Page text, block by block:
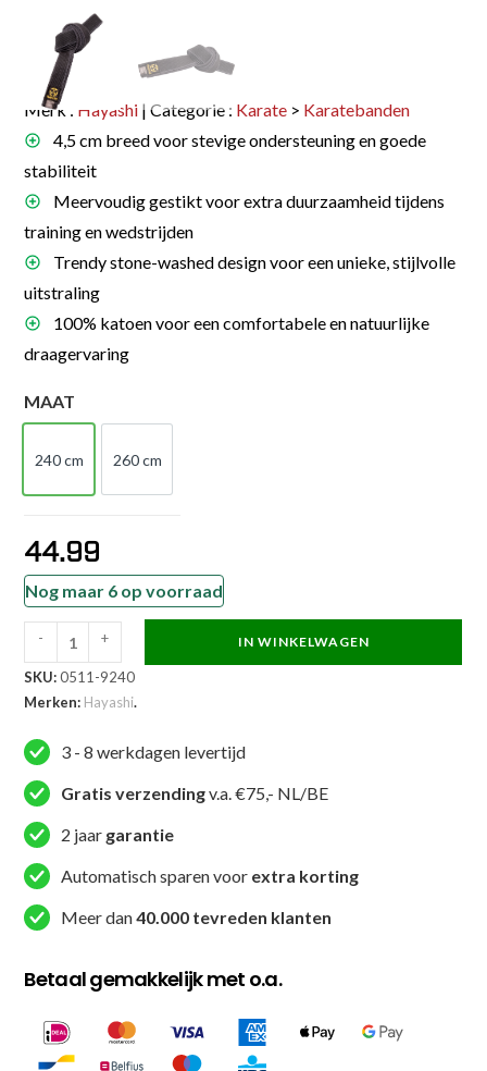
Merk : Hayashi | Categorie : Karate > Karatebanden
4,5 cm breed voor stevige ondersteuning en goede
stabiliteit
Meervoudig gestikt voor extra duurzaamheid tijdens
training en wedstrijden
Trendy stone-washed design voor een unieke, stijlvolle
uitstraling
100% katoen voor een comfortabele en natuurlijke
draagervaring
MAAT
240 cm
240 cm
260 cm
260 cm
44.99
Nog maar 6 op voorraad
Hayashi
Karateband
-
stone
washed
-
Zwart
aantal
- + IN WINKELWAGEN
SKU:0511-9240
Merken: Hayashi.
3 - 8 werkdagen levertijd
Gratis verzendingv.a. €75,- NL/BE
2 jaar garantie
Automatisch sparen voor extra korting
Meer dan40.000 tevreden klanten
Betaal gemakkelijk met o.a.